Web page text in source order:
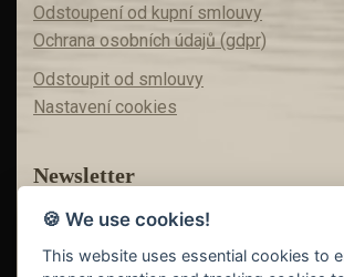
Odstoupení od kupní smlouvy
Ochrana osobních údajů (gdpr)
Odstoupit od smlouvy
Nastavení cookies
Newsletter
Máte zájem o akční nabídky?
Teď už vám nic neunikne!
🍪 We use cookies!
This website uses essential cookies to